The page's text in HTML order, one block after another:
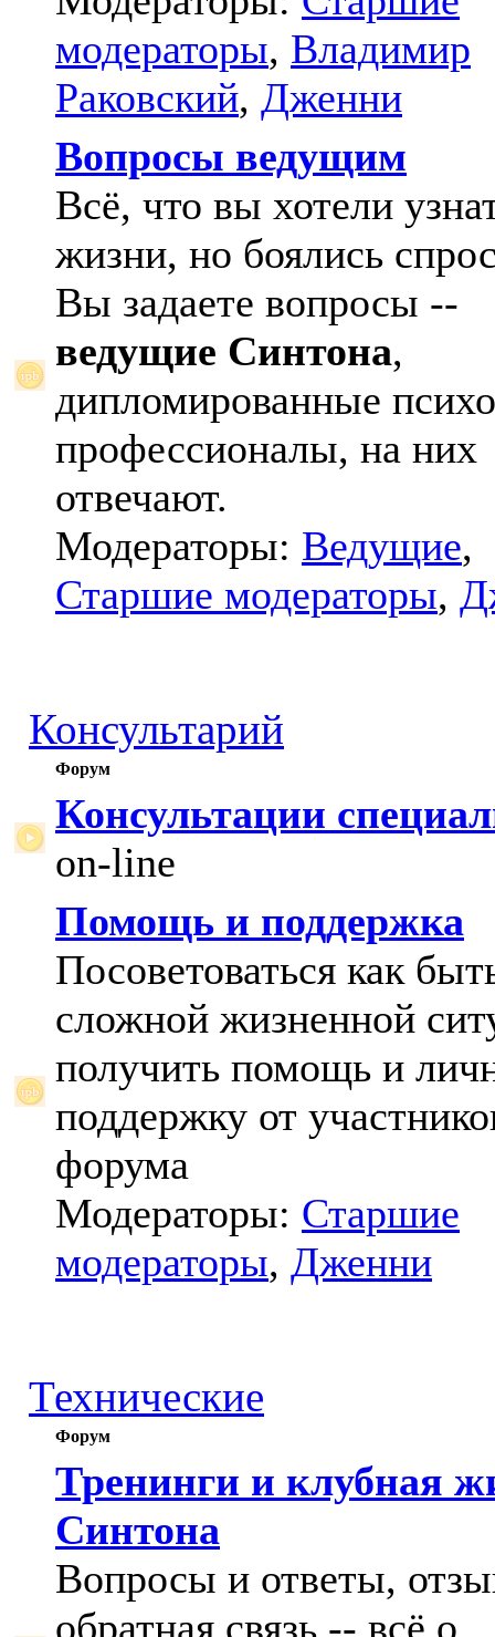
модераторы, Владимир
Раковский, Дженни
Вопросы ведущим
Всё, что вы хотели
жизни, но боялись
Вы задаете вопросы --
ведущие Синтона,
дипломированные
профессионалы, на них
отвечают.
Модераторы: Ведущие,
Старшие модераторы,
Консультарий
Форум
Консультации
on-line
Помощь и поддержка
Посоветоваться как
сложной жизненной
получить помощь и
поддержку от
форума
Модераторы: Старшие
модераторы, Дженни
Технические
Форум
Тренинги и клубная
Синтона
Вопросы и ответы,
обратная связь -- всё о